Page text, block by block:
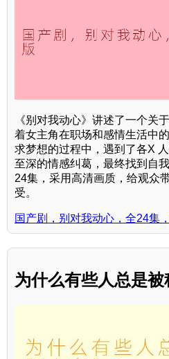
《别对我动心》讲述了一个关
着女主角在职场和感情生活中
求梦想的过程中，遇到了各X
至深的情感纠葛，最终找到自
24集，采用高清画质，给观众
受。
国产剧，别对我动心，全24集
为什么有些人总是被